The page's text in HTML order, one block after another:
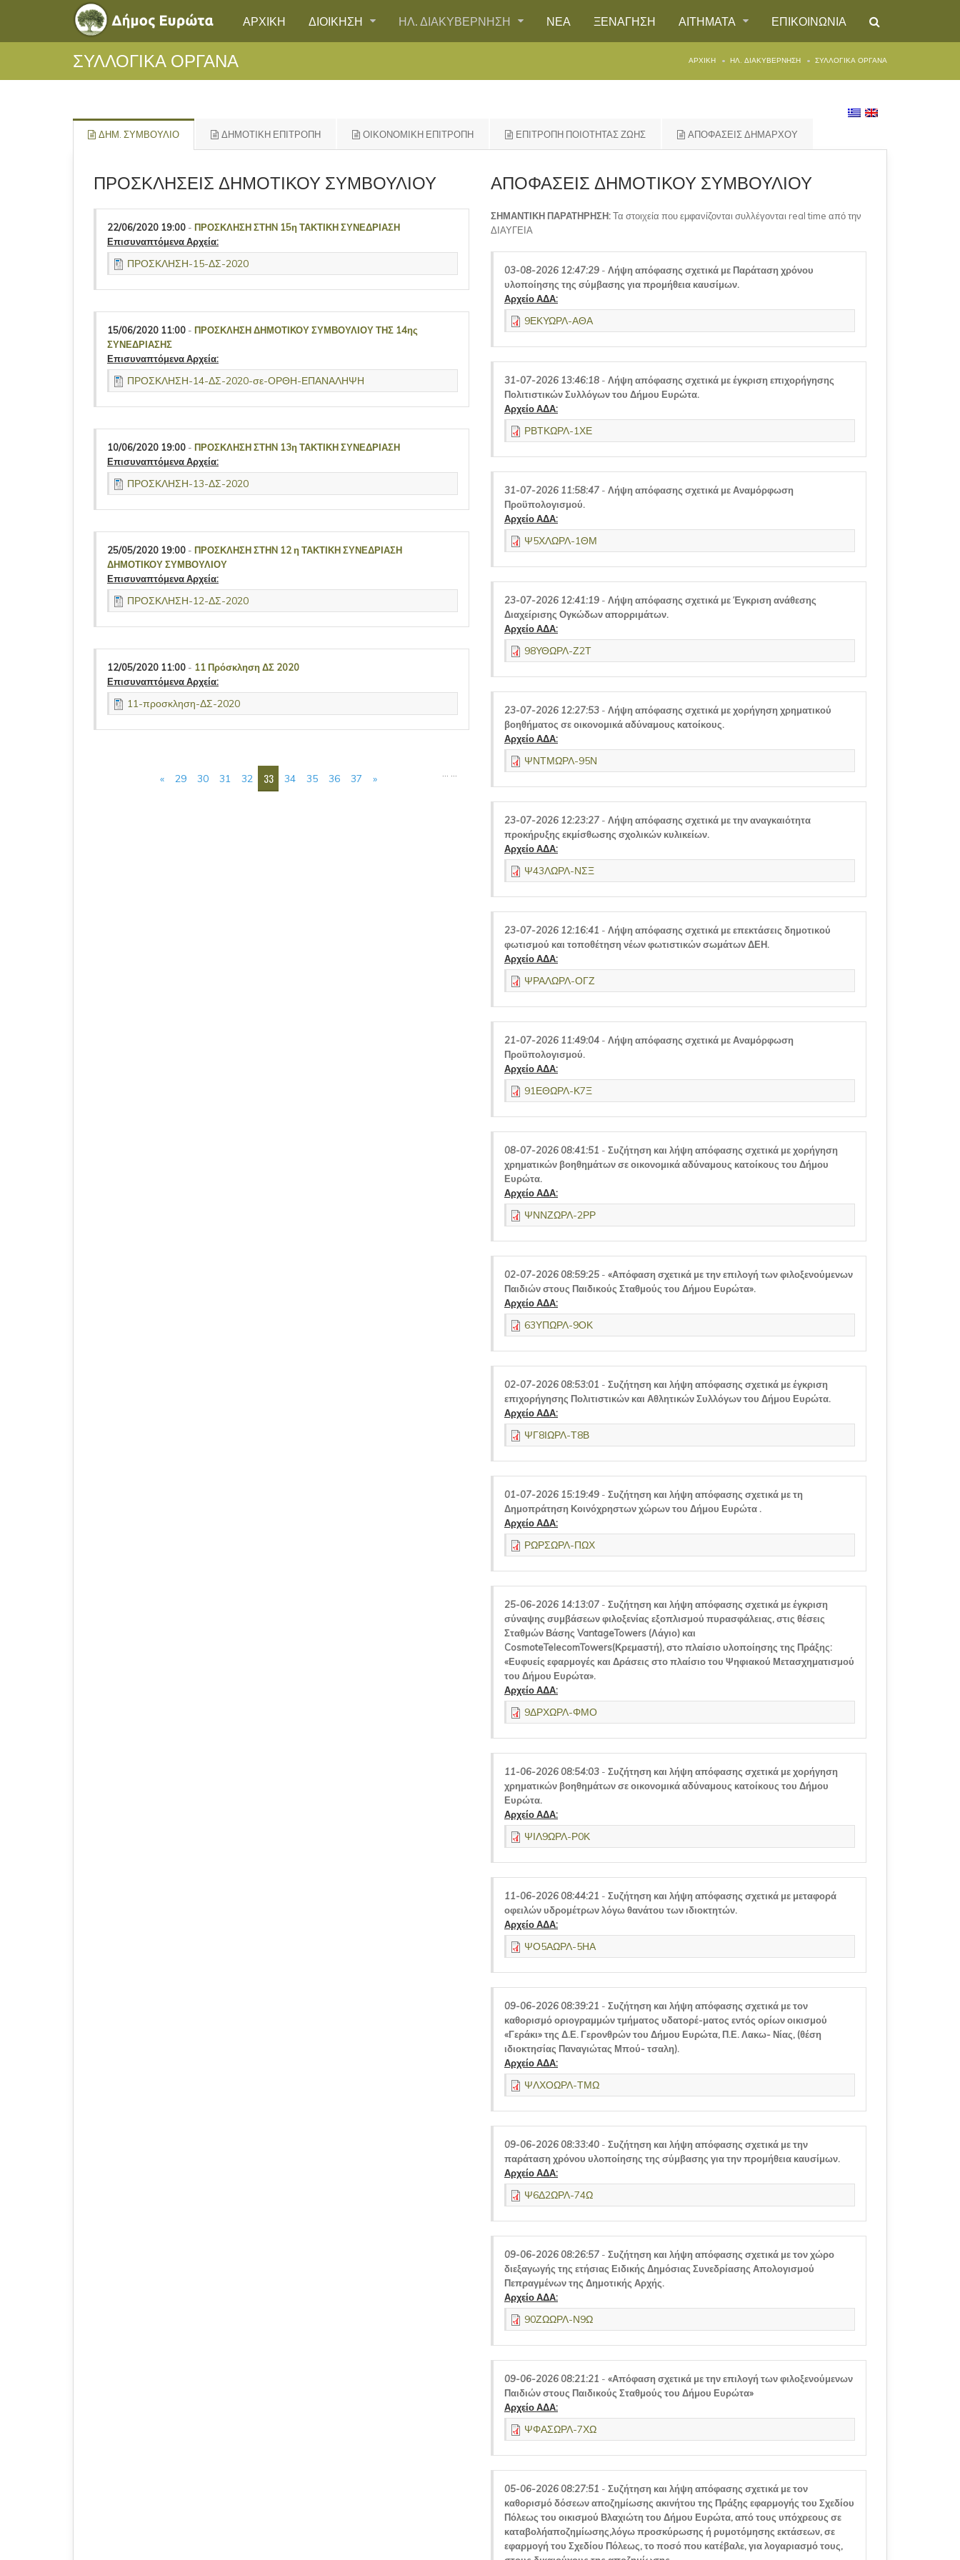
ΑΡΧΙΚΗ ΔΙΟΙΚΗΣΗ ΗΛ. ΔΙΑΚΥΒΕΡΝΗΣΗ ΝΕΑ ΞΕΝΑΓΗΣΗ ΑΙΤΗΜΑΤΑ ΕΠΙΚΟΙΝΩΝΙΑ
ΣΥΛΛΟΓΙΚΑ ΟΡΓΑΝΑ ΑΡΧΙΚΉ ΗΛ. ΔΙΑΚΥΒΕΡΝΗΣΗ ΣΥΛΛΟΓΙΚΑ ΟΡΓΑΝΑ
ΔΗΜ. ΣΥΜΒΟΥΛΙΟ ΔΗΜΟΤΙΚΗ ΕΠΙΤΡΟΠΗ ΟΙΚΟΝΟΜΙΚΗ ΕΠΙΤΡΟΠΗ ΕΠΙΤΡΟΠΗ ΠΟΙΟΤΗΤΑΣ ΖΩΗΣ ΑΠΟΦΑΣΕΙΣ ΔΗΜΑΡΧΟΥ
ΠΡΟΣΚΛΗΣΕΙΣ ΔΗΜΟΤΙΚΟΥ ΣΥΜΒΟΥΛΙΟΥ
22/06/2020 19:00 - ΠΡΟΣΚΛΗΣΗ ΣΤΗN 15η ΤΑΚΤΙΚΗ ΣΥΝΕΔΡΙΑΣΗ
Επισυναπτόμενα Αρχεία:
ΠΡΟΣΚΛΗΣΗ-15-ΔΣ-2020
15/06/2020 11:00 - ΠΡΟΣΚΛΗΣΗ ΔΗΜΟΤΙΚΟΥ ΣΥΜΒΟΥΛΙΟΥ ΤΗΣ 14ης
ΣΥΝΕΔΡΙΑΣΗΣ
Επισυναπτόμενα Αρχεία:
ΠΡΟΣΚΛΗΣΗ-14-ΔΣ-2020-σε-ΟΡΘΗ-ΕΠΑΝΑΛΗΨΗ
10/06/2020 19:00 - ΠΡΟΣΚΛΗΣΗ ΣΤΗN 13η ΤΑΚΤΙΚΗ ΣΥΝΕΔΡΙΑΣΗ
Επισυναπτόμενα Αρχεία:
ΠΡΟΣΚΛΗΣΗ-13-ΔΣ-2020
25/05/2020 19:00 - ΠΡΟΣΚΛΗΣΗ ΣΤΗN 12 η ΤΑΚΤΙΚΗ ΣΥΝΕΔΡΙΑΣΗ
ΔΗΜΟΤΙΚΟΥ ΣΥΜΒΟΥΛΙΟΥ
Επισυναπτόμενα Αρχεία:
ΠΡΟΣΚΛΗΣΗ-12-ΔΣ-2020
12/05/2020 11:00 - 11 Πρόσκληση ΔΣ 2020
Επισυναπτόμενα Αρχεία:
11-προσκληση-ΔΣ-2020
« 29 30 31 32 33 34 35 36 37 »
ΑΠΟΦΑΣΕΙΣ ΔΗΜΟΤΙΚΟΥ ΣΥΜΒΟΥΛΙΟΥ
ΣΗΜΑΝΤΙΚΗ ΠΑΡΑΤΗΡΗΣΗ:Τα στοιχεία που εμφανίζονται συλλέγονται real time από την
ΔΙΑΥΓΕΙΑ
03-08-2026 12:47:29 - Λήψη απόφασης σχετικά με Παράταση χρόνου
υλοποίησης της σύμβασης για προμήθεια καυσίμων.
Αρχείο ΑΔΑ:
9ΕΚΥΩΡΛ-ΑΘΑ
31-07-2026 13:46:18 - Λήψη απόφασης σχετικά με έγκριση επιχορήγησης
Πολιτιστικών Συλλόγων του Δήμου Ευρώτα.
Αρχείο ΑΔΑ:
ΡΒΤΚΩΡΛ-1ΧΕ
31-07-2026 11:58:47 - Λήψη απόφασης σχετικά με Αναμόρφωση
Προϋπολογισμού.
Αρχείο ΑΔΑ:
Ψ5ΧΛΩΡΛ-1ΘΜ
23-07-2026 12:41:19 - Λήψη απόφασης σχετικά με Έγκριση ανάθεσης
Διαχείρισης Ογκώδων απορριμάτων.
Αρχείο ΑΔΑ:
98ΥΘΩΡΛ-Ζ2Τ
23-07-2026 12:27:53 - Λήψη απόφασης σχετικά με χορήγηση χρηματικού
βοηθήματος σε οικονομικά αδύναμους κατοίκους.
Αρχείο ΑΔΑ:
ΨΝΤΜΩΡΛ-95Ν
23-07-2026 12:23:27 - Λήψη απόφασης σχετικά με την αναγκαιότητα
προκήρυξης εκμίσθωσης σχολικών κυλικείων.
Αρχείο ΑΔΑ:
Ψ43ΛΩΡΛ-ΝΣΞ
23-07-2026 12:16:41 - Λήψη απόφασης σχετικά με επεκτάσεις δημοτικού
φωτισμού και τοποθέτηση νέων φωτιστικών σωμάτων ΔΕΗ.
Αρχείο ΑΔΑ:
ΨΡΑΛΩΡΛ-ΟΓΖ
21-07-2026 11:49:04 - Λήψη απόφασης σχετικά με Αναμόρφωση
Προϋπολογισμού.
Αρχείο ΑΔΑ:
91ΕΘΩΡΛ-Κ7Ξ
08-07-2026 08:41:51 - Συζήτηση και λήψη απόφασης σχετικά με χορήγηση
χρηματικών βοηθημάτων σε οικονομικά αδύναμους κατοίκους του Δήμου
Ευρώτα.
Αρχείο ΑΔΑ:
ΨΝΝΖΩΡΛ-2ΡΡ
02-07-2026 08:59:25 - «Απόφαση σχετικά με την επιλογή των φιλοξενούμενων
Παιδιών στους Παιδικούς Σταθμούς του Δήμου Ευρώτα».
Αρχείο ΑΔΑ:
63ΥΠΩΡΛ-9ΟΚ
02-07-2026 08:53:01 - Συζήτηση και λήψη απόφασης σχετικά με έγκριση
επιχορήγησης Πολιτιστικών και Αθλητικών Συλλόγων του Δήμου Ευρώτα.
Αρχείο ΑΔΑ:
ΨΓ8ΙΩΡΛ-Τ8Β
01-07-2026 15:19:49 - Συζήτηση και λήψη απόφασης σχετικά με τη
Δημοπράτηση Κοινόχρηστων χώρων του Δήμου Ευρώτα .
Αρχείο ΑΔΑ:
ΡΩΡΣΩΡΛ-ΠΩΧ
25-06-2026 14:13:07 - Συζήτηση και λήψη απόφασης σχετικά με έγκριση
σύναψης συμβάσεων φιλοξενίας εξοπλισμού πυρασφάλειας, στις θέσεις
Σταθμών Βάσης VantageTowers (Λάγιο) και
CosmoteTelecomTowers(Κρεμαστή), στο πλαίσιο υλοποίησης της Πράξης:
«Ευφυείς εφαρμογές και Δράσεις στο πλαίσιο του Ψηφιακού Μετασχηματισμού
του Δήμου Ευρώτα».
Αρχείο ΑΔΑ:
9ΔΡΧΩΡΛ-ΦΜΟ
11-06-2026 08:54:03 - Συζήτηση και λήψη απόφασης σχετικά με χορήγηση
χρηματικών βοηθημάτων σε οικονομικά αδύναμους κατοίκους του Δήμου
Ευρώτα.
Αρχείο ΑΔΑ:
ΨΙΛ9ΩΡΛ-Ρ0Κ
11-06-2026 08:44:21 - Συζήτηση και λήψη απόφασης σχετικά με μεταφορά
οφειλών υδρομέτρων λόγω θανάτου των ιδιοκτητών.
Αρχείο ΑΔΑ:
ΨΟ5ΑΩΡΛ-5ΗΑ
09-06-2026 08:39:21 - Συζήτηση και λήψη απόφασης σχετικά με τον
καθορισμό οριογραμμών τμήματος υδατορέ-ματος εντός ορίων οικισμού
«Γεράκι» της Δ.Ε. Γερονθρών του Δήμου Ευρώτα, Π.Ε. Λακω- Νίας, (θέση
ιδιοκτησίας Παναγιώτας Μπού- τσαλη).
Αρχείο ΑΔΑ:
ΨΛΧΟΩΡΛ-ΤΜΩ
09-06-2026 08:33:40 - Συζήτηση και λήψη απόφασης σχετικά με την
παράταση χρόνου υλοποίησης της σύμβασης για την προμήθεια καυσίμων.
Αρχείο ΑΔΑ:
Ψ6Δ2ΩΡΛ-74Ω
09-06-2026 08:26:57 - Συζήτηση και λήψη απόφασης σχετικά με τον χώρο
διεξαγωγής της ετήσιας Ειδικής Δημόσιας Συνεδρίασης Απολογισμού
Πεπραγμένων της Δημοτικής Αρχής.
Αρχείο ΑΔΑ:
90ΖΩΩΡΛ-Ν9Ω
09-06-2026 08:21:21 - «Απόφαση σχετικά με την επιλογή των φιλοξενούμενων
Παιδιών στους Παιδικούς Σταθμούς του Δήμου Ευρώτα»
Αρχείο ΑΔΑ:
ΨΦΑΣΩΡΛ-7ΧΩ
05-06-2026 08:27:51 - Συζήτηση και λήψη απόφασης σχετικά με τον
καθορισμό δόσεων αποζημίωσης ακινήτου της Πράξης εφαρμογής του Σχεδίου
Πόλεως του οικισμού Βλαχιώτη του Δήμου Ευρώτα, από τους υπόχρεους σε
καταβολήαποζημίωσης,λόγω προσκύρωσης ή ρυμοτόμησης εκτάσεων, σε
εφαρμογή του Σχεδίου Πόλεως, το ποσό που κατέβαλε, για λογαριασμό τους,